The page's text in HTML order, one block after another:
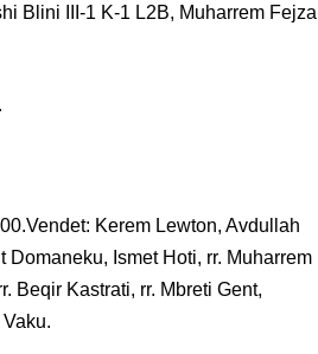
Blini III-1 K-1 L2B, Muharrem Fejza
Kerem Lewton, Avdullah
Ismet Hoti, rr. Muharrem
Beqir Kastrati, rr. Mbreti Gent,